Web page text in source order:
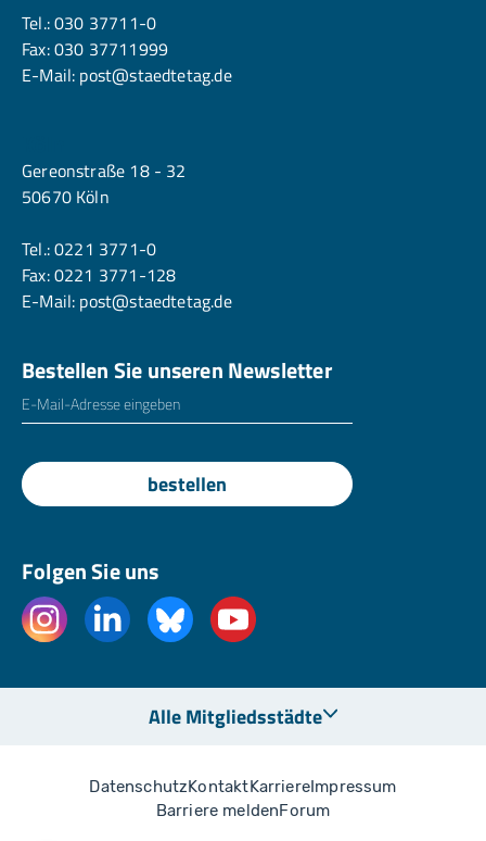
Tel.:030 37711-0
Fax: 030 37711999
E-Mail: post@staedtetag.de
Gereonstraße 18 - 32
50670 Köln
Tel.:0221 3771-0
Fax: 0221 3771-128
E-Mail: post@staedtetag.de
Bestellen Sie unseren Newsletter
E-Mailadresse
bestellen
Folgen Sie uns
Alle Mitgliedsstädte
DatenschutzKontaktKarriereImpressum
Barriere meldenForum